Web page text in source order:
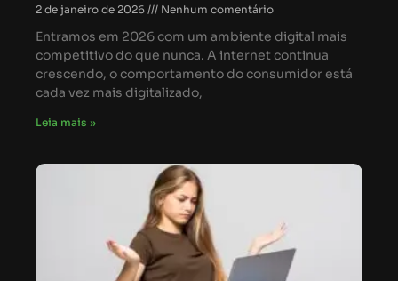
2 de janeiro de 2026 Nenhum comentário
Entramos em 2026 com um ambiente digital mais
competitivo do que nunca. A internet continua
crescendo, o comportamento do consumidor está
cada vez mais digitalizado,
Leia mais »